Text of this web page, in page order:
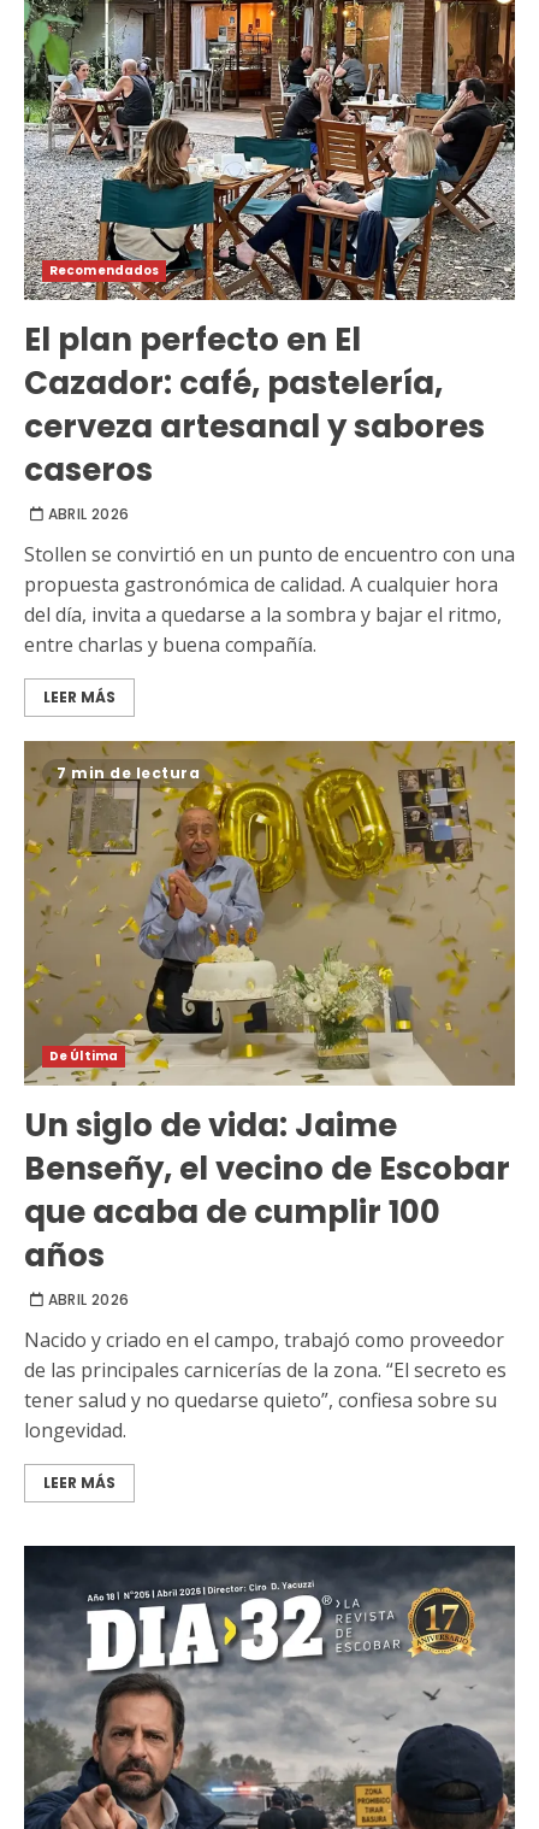
Recomendados
El plan perfecto en El
Cazador: café, pastelería,
cerveza artesanal y sabores
caseros
ABRIL 2026
Stollen se convirtió en un punto de encuentro con una
propuesta gastronómica de calidad. A cualquier hora
del día, invita a quedarse a la sombra y bajar el ritmo,
entre charlas y buena compañía.
LEER MÁS
7 min de lectura
De Última
Un siglo de vida: Jaime
Benseñy, el vecino de Escobar
que acaba de cumplir 100
años
ABRIL 2026
Nacido y criado en el campo, trabajó como proveedor
de las principales carnicerías de la zona. “El secreto es
tener salud y no quedarse quieto”, confiesa sobre su
longevidad.
LEER MÁS